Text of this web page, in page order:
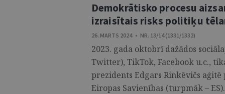
Demokrātisko procesu
izraisītais risks politiķu
26. MARTS 2024 • NR. 13/14 (1331/1332)
2023. gada oktobrī dažādos
Twitter), TikTok, Facebook u.c.,
prezidents Edgars Rinkēvičs aģitē
Eiropas Savienības (turpmāk –